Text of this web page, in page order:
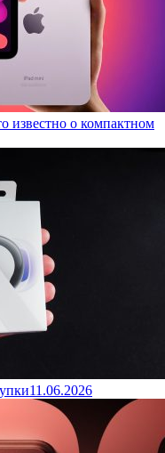
известно о компактном
11.06.2026